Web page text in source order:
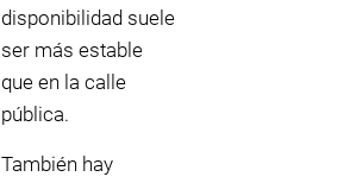
disponibilidad suele
ser más estable
que en la calle
pública.
También hay